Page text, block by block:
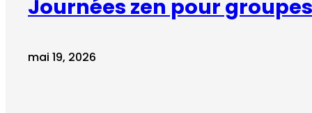
Journées zen pour
mai 19, 2026